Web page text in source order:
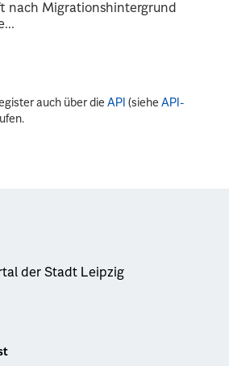
nach Migrationshintergrund
auch über dieAPI (sieheAPI-
der Stadt Leipzig